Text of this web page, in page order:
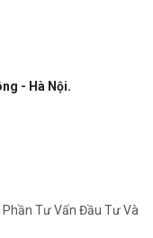
- Hà Nội.
Tư Vấn Đầu Tư Và